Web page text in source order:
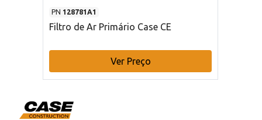
PN 128781A1
Filtro de Ar Primário Case CE
Ver Preço